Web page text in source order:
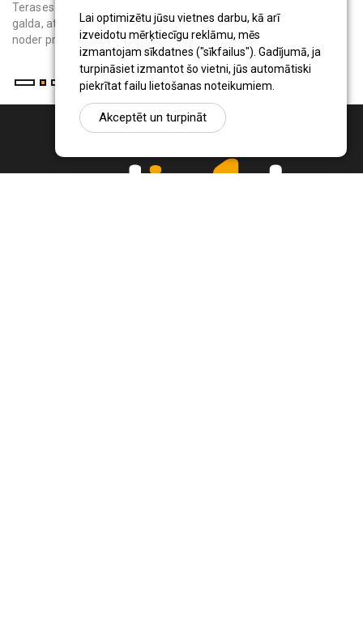
Lai optimizētu jūsu vietnes darbu, kā arī
izveidotu mērķtiecīgu reklāmu, mēs
izmantojam sīkdatnes ("sīkfailus"). Gadījumā, ja
turpināsiet izmantot šo vietni, jūs automātiski
piekrītat failu lietošanas noteikumiem.
Akceptēt un turpināt
Terases saulessargs ir pārvietojams āra aprīkojums, kas virs
galda, atpūtas krēsliem vai bērnu rotaļu vietas rada ēnu. Tas
noder privātmāju iedzīvo...